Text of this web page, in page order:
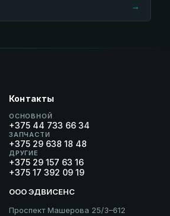
→
Контакты
ОСНОВНОЙ
+375 44 733 66 34
ЗАПЧАСТИ
+375 29 638 18 48
ДРУГИЕ
+375 29 157 63 16
+375 17 392 09 19
ООО ЭДВИСЕНС
Проспект Машерова 25/3–612